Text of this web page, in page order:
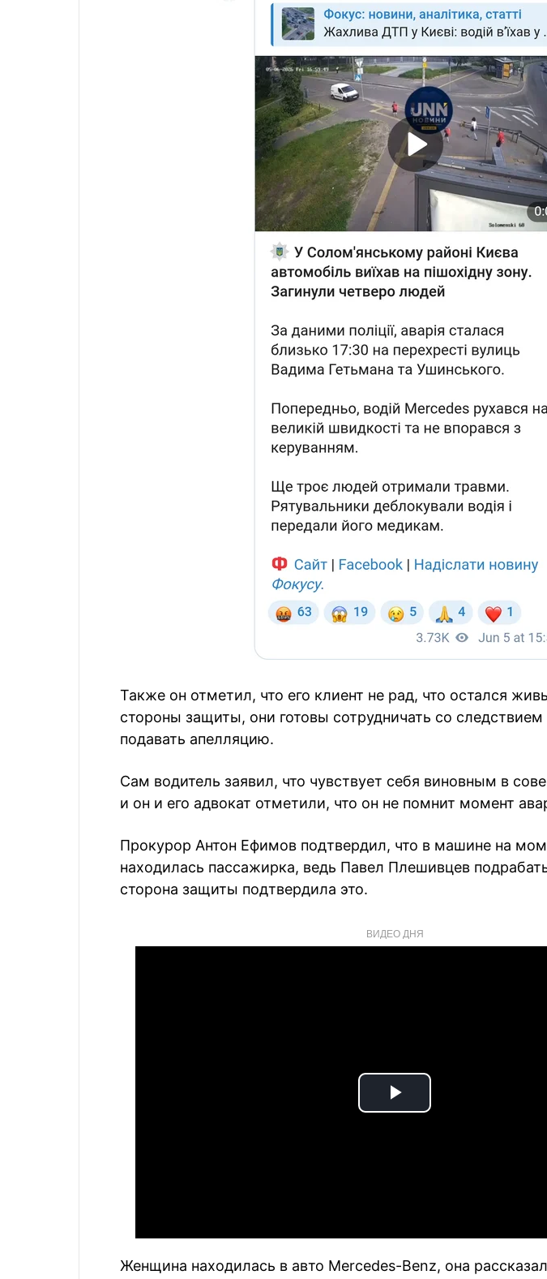
Также он отметил, что его клиент не рад, что остался
стороны защиты, они готовы сотрудничать со следствием
подавать апелляцию.
Сам водитель заявил, что чувствует себя виновным в
и он и его адвокат отметили, что он не помнит момент
Прокурор Антон Ефимов подтвердил, что в машине на
находилась пассажирка, ведь Павел Плешивцев
сторона защиты подтвердила это.
ВИДЕО ДНЯ
Play
Женщина находилась в авто Mercedes-Benz, она